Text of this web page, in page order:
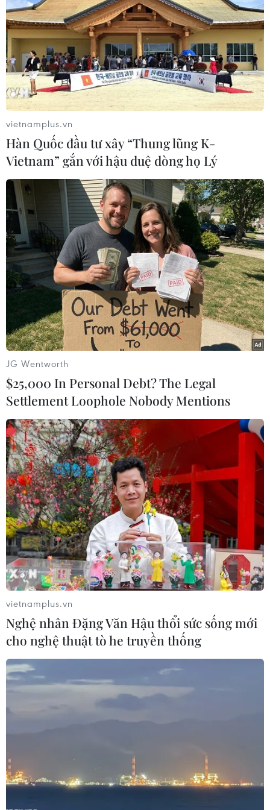
Tấm ảnh chụp ngày 12/11/2011, được thực hiện
qua xe buýt, chụp phần bị hư hạinặng của lò
phản ứng hạt nhật tại nhà máy Fukushima
Daichi.
Một người đi sơ tán nằm ở “góc nhà” đặt tại
trung tâm hội nghị Big Palette ởKoriyama./.
(Vietnam+)
#Động đất #Sóng thần
#Thảm họa hạt nhân
#Ảnh Báo chí thế giới
Theo dõi VietnamPlus
vietnamplus.vn
Hàn Quốc đầu tư xây “Thung lũng K-
Vietnam” gắn với hậu duệ dòng họ Lý
JG Wentworth
$25,000 In Personal Debt? The Legal
Settlement Loophole Nobody Mentions
vietnamplus.vn
Nghệ nhân Đặng Văn Hậu thổi sức sống mới
cho nghệ thuật tò he truyền thống